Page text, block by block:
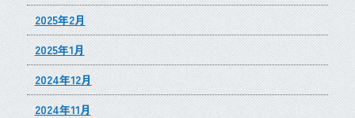
2025年2月
2025年1月
2024年12月
2024年11月